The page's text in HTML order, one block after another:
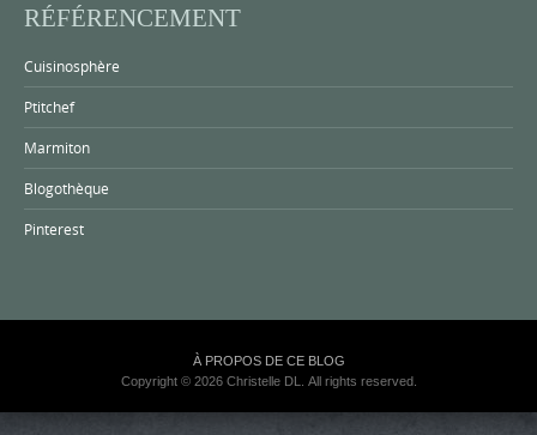
RÉFÉRENCEMENT
Cuisinosphère
Ptitchef
Marmiton
Blogothèque
Pinterest
À PROPOS DE CE BLOG
Copyright © 2026 Christelle DL. All rights reserved.